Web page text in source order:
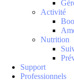
Activité
Nutrition
Support
Professionnels